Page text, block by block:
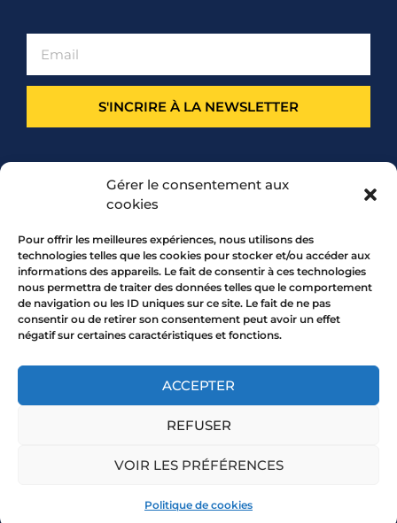
Gérer le consentement aux
cookies
Pour offrir les meilleures expériences, nous utilisons des
technologies telles que les cookies pour stocker et/ou accéder aux
informations des appareils. Le fait de consentir à ces technologies
nous permettra de traiter des données telles que le comportement
de navigation ou les ID uniques sur ce site. Le fait de ne pas
consentir ou de retirer son consentement peut avoir un effet
négatif sur certaines caractéristiques et fonctions.
ACCEPTER
REFUSER
VOIR LES PRÉFÉRENCES
Politique de cookies
S'INCRIRE À LA NEWSLETTER